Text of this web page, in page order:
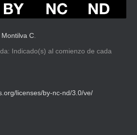
C
Indicado(s) al comienzo de cada
licenses/by-nc-nd/3.0/ve/